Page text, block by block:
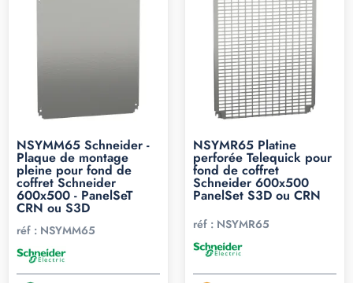
NSYMM65 Schneider -
Plaque de montage
pleine pour fond de
coffret Schneider
600x500 - PanelSeT
CRN ou S3D
réf : NSYMM65
NSYMR65 Platine
perforée Telequick pour
fond de coffret
Schneider 600x500
PanelSet S3D ou CRN
réf : NSYMR65